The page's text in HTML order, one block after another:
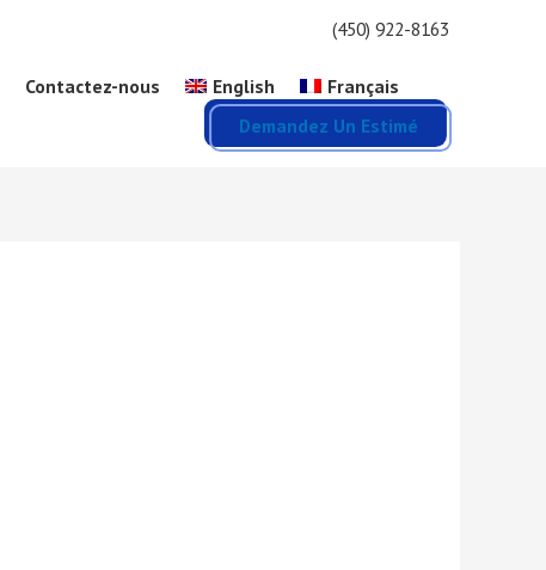
(450) 922-8163
Contactez-nous English
Français
Demandez Un Estimé